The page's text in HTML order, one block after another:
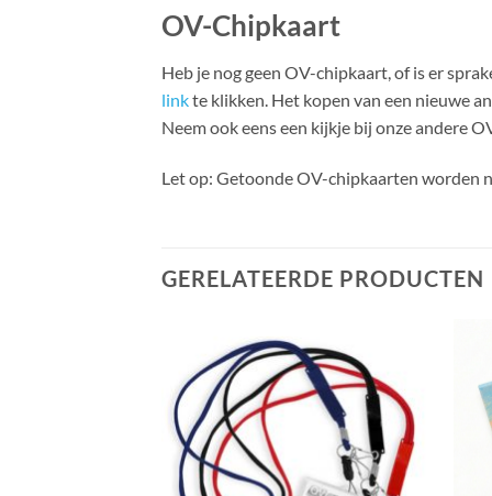
OV-Chipkaart
Heb je nog geen OV-chipkaart, of is er
linkte klikken. Het kopen van een nieuwe
Neem ook eens een kijkje bij onze andere
Let op: Getoonde OV-chipkaarten worden
GERELATEERDE PRODUCTEN